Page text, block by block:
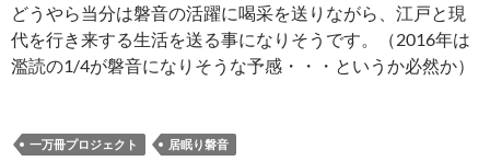
どうやら当分は磐音の活躍に喝采を送りながら、江戸と現
代を行き来する生活を送る事になりそうです。（2016年は
濫読の1/4が磐音になりそうな予感・・・というか必然か）
一万冊プロジェクト 居眠り磐音